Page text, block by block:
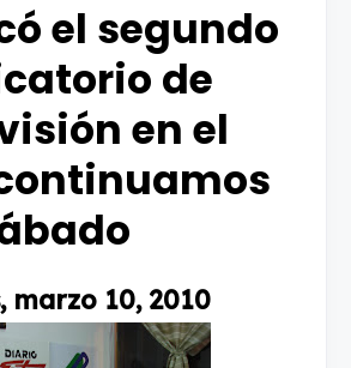
el segundo
de
en el
marzo 10, 2010